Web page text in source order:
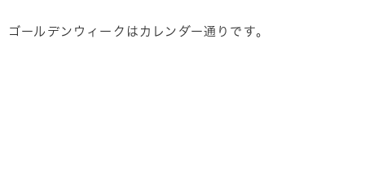
ゴールデンウィークはカレンダー通りです。